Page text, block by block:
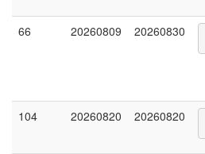
66 20260809 20260830
104 20260820 20260820